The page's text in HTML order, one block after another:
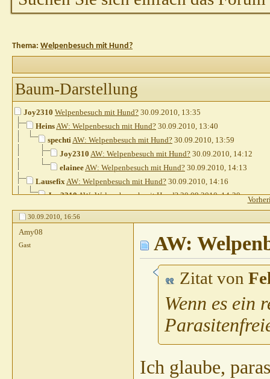
Thema: Welpenbesuch mit Hund?
Baum-Darstellung
Joy2310 Welpenbesuch mit Hund? 30.09.2010, 13:35
HeinsAW: Welpenbesuch mit Hund? 30.09.2010, 13:40
spechtiAW: Welpenbesuch mit Hund? 30.09.2010, 13:59
Joy2310 AW: Welpenbesuch mit Hund? 30.09.2010, 14:12
elaineeAW: Welpenbesuch mit Hund? 30.09.2010, 14:13
LausefixAW: Welpenbesuch mit Hund? 30.09.2010, 14:16
Joy2310AW: Welpenbesuch mit Hund?30.09.2010,14:20
HeinsAW: Welpenbesuch mit Hund?30.09.2010,14:26
boerdyAW: Welpenbesuch mit Hund?30.09.2010,14:39
AW: Welpenbesuch mit Hund?30.09.2010,
AW: Welpenbesuch mit Hund? 30.09.2010,
14:37
AW: Welpenbesuch mit Hund?30.09.2010,16:56
AW: Welpenbesuch mit Hund? 30.09.2010,17:03
AW: Welpenbesuch mit Hund?30.09.2010,
17:52
AW: Welpenbesuch mit Hund? 30.09.2010,
17:54
AW: Welpenbesuch mit Hund?30.09.2010, 18:24
30.09.2010, 16:56
Amy08
Gast AW:
Zitat von
Wenn es ein
Ich glaube,